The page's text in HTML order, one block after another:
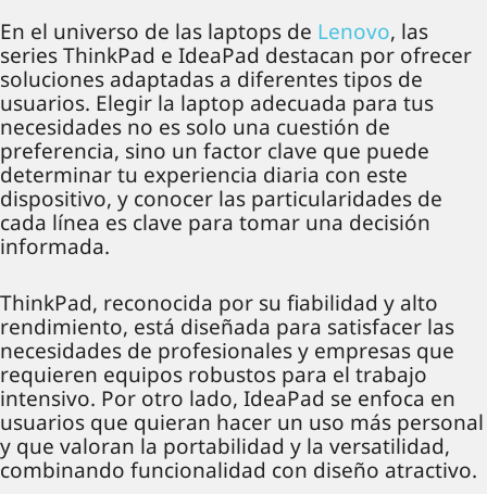
En el universo de las laptops de Lenovo, las
series ThinkPad e IdeaPad destacan por ofrecer
soluciones adaptadas a diferentes tipos de
usuarios. Elegir la laptop adecuada para tus
necesidades no es solo una cuestión de
preferencia, sino un factor clave que puede
determinar tu experiencia diaria con este
dispositivo, y conocer las particularidades de
cada línea es clave para tomar una decisión
informada.
ThinkPad, reconocida por su fiabilidad y alto
rendimiento, está diseñada para satisfacer las
necesidades de profesionales y empresas que
requieren equipos robustos para el trabajo
intensivo. Por otro lado, IdeaPad se enfoca en
usuarios que quieran hacer un uso más personal
y que valoran la portabilidad y la versatilidad,
combinando funcionalidad con diseño atractivo.